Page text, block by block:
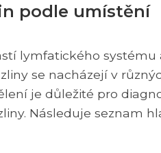
podle umístění
lymfatického
se nacházejí v
je důležité pro
Následuje seznam